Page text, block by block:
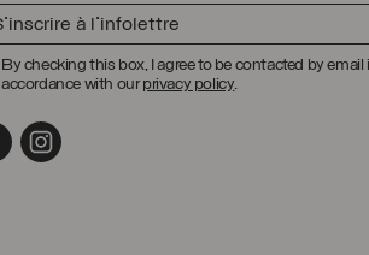
By checking this box, I agree to be contacted by email
accordance with ourprivacy policy.
Facebook